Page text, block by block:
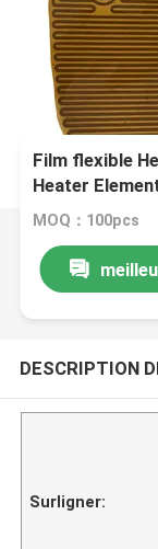
Film flexible
Heater
MOQ：100pcs
DESCRIPTION
Surligner: